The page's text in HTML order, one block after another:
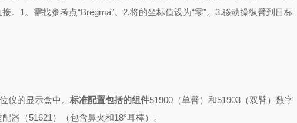
。1。需找参考点“Bregma”。2.将的坐标值设为“零”。3.移动操纵臂到目标
仪的显示盒中。标准配置包括的组件51900（单臂）和51903（双臂）数字
器（51621）（包含鼻夹和18°耳棒）。